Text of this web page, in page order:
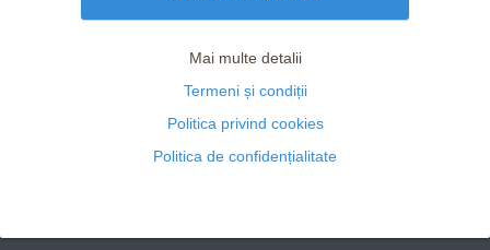
Mai multe detalii
Termeni și condiții
Politica privind cookies
Politica de confidențialitate